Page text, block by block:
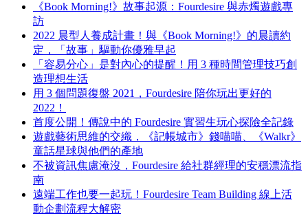
《Book Morning!》故事起源：Fourdesire 與赤燭遊戲專
訪
2022 晨型人養成計畫！與《Book Morning!》的晨讀約
定，「故事」驅動你優雅早起
「容易分心」是對內心的提醒！用 3 種時間管理技巧創
造理想生活
用 3 個問題復盤 2021，Fourdesire 陪你玩出更好的
2022！
首度公開！傳說中的 Fourdesire 實習生玩心探險全記錄
遊戲藝術思維的交織，《記帳城市》錢喵喵、《Walkr》
童話星球與他們的產地
不被資訊焦慮淹沒，Fourdesire 給社群經理的安穩漂流指
南
遠端工作也要一起玩！Fourdesire Team Building 線上活
動企劃流程大解密